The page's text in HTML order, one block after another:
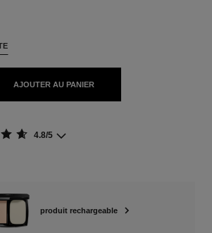
AJOUTER AU PANIER
4.8/5
produit rechargeable